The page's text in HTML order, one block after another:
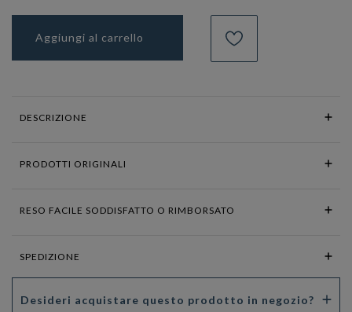
Aggiungi al carrello
DESCRIZIONE
PRODOTTI ORIGINALI
RESO FACILE SODDISFATTO O RIMBORSATO
SPEDIZIONE
Desideri acquistare questo prodotto in negozio?